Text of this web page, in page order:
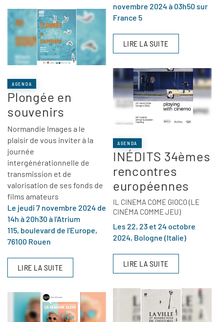
AGENDA
Plongée en
souvenirs
Normandie Images a le
plaisir de vous inviter à la
journée
intergénérationnelle de
transmission et de
valorisation de ses fonds de
films amateurs
Le jeudi 7 novembre 2024 de
14h à 20h30 à l'Atrium
115, boulevard de l'Europe,
76100 Rouen
LIRE LA SUITE
novembre 2024 à 03h50 sur
France 5
LIRE LA SUITE
AGENDA
INÉDITS 34èmes
rencontres
européennes
IL CINEMA COME GIOCO (LE
CINÉMA COMME JEU)
Les 22, 23 et 24 octobre
2024, Bologne (Italie)
LIRE LA SUITE